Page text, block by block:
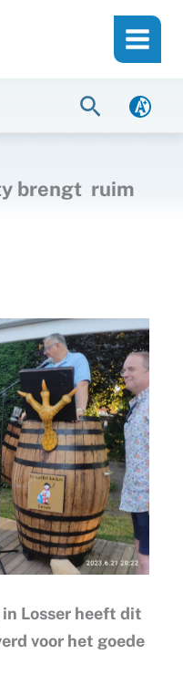
Zoeken
brengt ruim
Losser heeft dit
voor het goede